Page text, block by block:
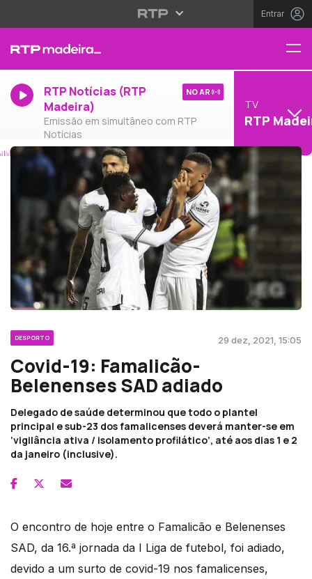
Entrar
RTP Notícias (RTP
Madeira)
Emissão em simultâneo com RTP
Notícias
NO AR
TV
RTP
DESPORTO 29 dez, 2021, 15:05
Covid-19: Famalicão-
Belenenses SAD adiado
Delegado de saúde determinou que todo o plantel
principal e sub-23 dos famalicenses deverá manter-se em
‘vigilância ativa / isolamento profilático’, até aos dias 1 e 2
da janeiro (inclusive).
O encontro de hoje entre o Famalicão e Belenenses
SAD, da 16.ª jornada da I Liga de futebol, foi adiado,
devido a um surto de covid-19 nos famalicenses,